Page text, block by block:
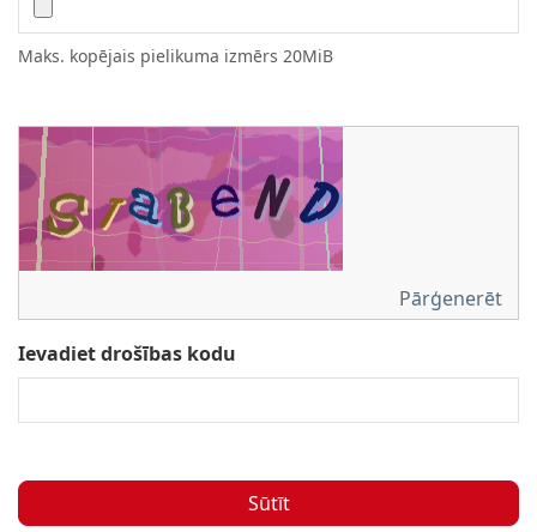
Maks. kopējais pielikuma izmērs 20MiB
Pārģenerēt
Ievadiet drošības kodu
Sūtīt